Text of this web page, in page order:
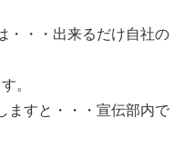
・・・出来るだけ自社の
。
ますと・・・宣伝部内で